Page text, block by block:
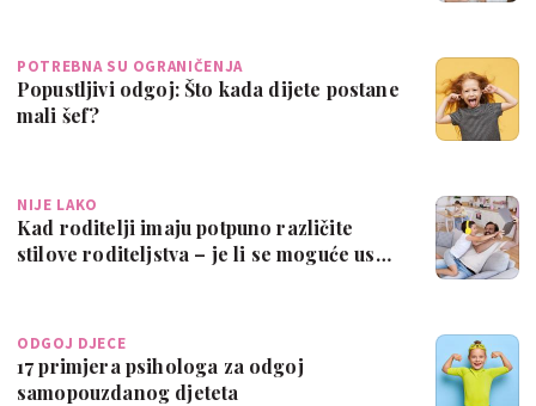
POTREBNA SU OGRANIČENJA
Popustljivi odgoj: Što kada dijete postane
mali šef?
NIJE LAKO
Kad roditelji imaju potpuno različite
stilove roditeljstva – je li se moguće us…
ODGOJ DJECE
17 primjera psihologa za odgoj
samopouzdanog djeteta